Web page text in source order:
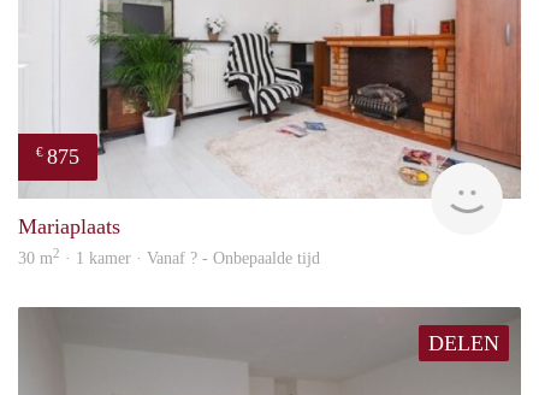
€ 875
Mariaplaats
30 m2 · 1 kamer · Vanaf ? - Onbepaalde tijd
DELEN